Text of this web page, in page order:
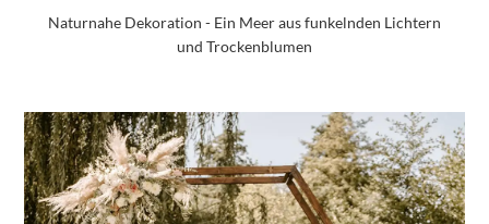
Naturnahe Dekoration - Ein Meer aus funkelnden Lichtern
und Trockenblumen